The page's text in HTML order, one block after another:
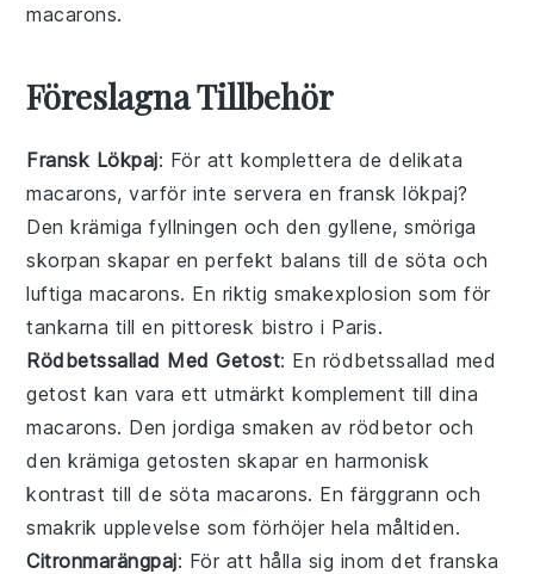
macarons.
Föreslagna Tillbehör
Fransk Lökpaj: För att komplettera de delikata
macarons, varför inte servera en fransk lökpaj?
Den krämiga fyllningen och den gyllene, smöriga
skorpan skapar en perfekt balans till de söta och
luftigamacarons. En riktig smakexplosion som för
tankarna till en pittoresk bistro i Paris.
Rödbetssallad Med Getost: En rödbetssallad med
getost kan vara ett utmärkt komplement till dina
macarons. Den jordiga smaken avrödbetor och
den krämigagetosten skapar en harmonisk
kontrast till de sötamacarons. En färggrann och
smakrik upplevelse som förhöjer hela måltiden.
Citronmarängpaj: För att hålla sig inom det franska